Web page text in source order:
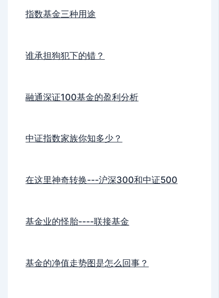
指数基金三种用途
谁承担狗犯下的错？
融通深证100基金的盈利分析
中证指数家族你知多少？
在这里神奇转换---沪深300和中证500
基金业的怪胎----联接基金
基金的净值走势图是怎么回事？